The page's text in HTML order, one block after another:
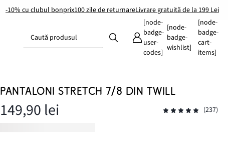
-10% cu clubul bonprix100 zile de returnareLivrare gratuită de la 199 Lei
Caută produsul
[node-
badge-
user-
codes]
[node-
badge-
wishlist]
[node-
badge-
cart-
items]
PANTALONI STRETCH 7/8 DIN TWILL
149,90 lei (237)